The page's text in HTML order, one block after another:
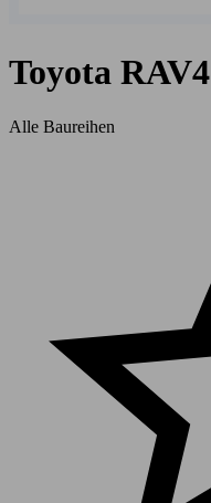
Toyota RAV4
Alle Baureihen